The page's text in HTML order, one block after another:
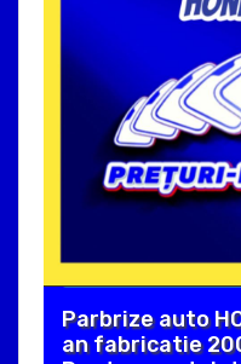
Parbrize auto
an fabricatie